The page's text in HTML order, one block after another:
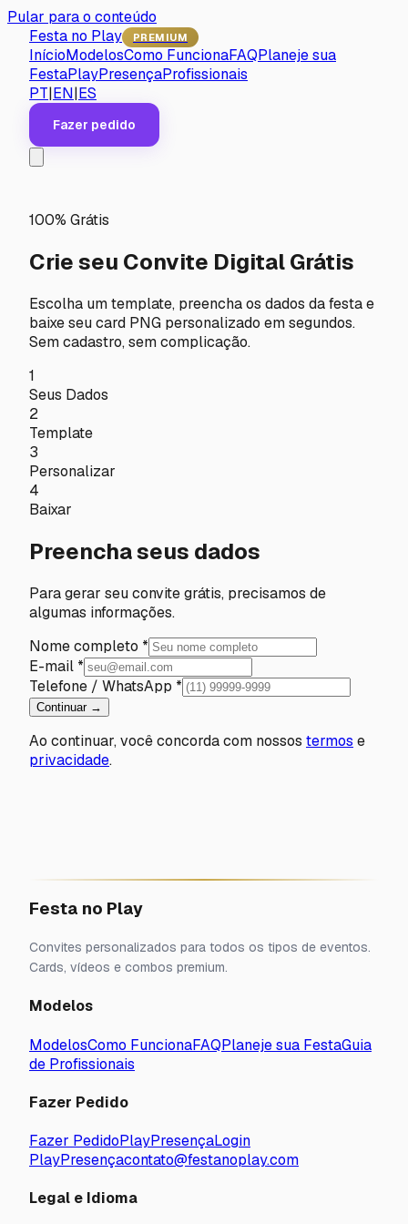
Pular para o conteúdo
Festa no Play
PREMIUM
InícioModelosComo FuncionaFAQPlaneje sua
FestaPlayPresençaProfissionais
PT|EN|ES
Fazer pedido
100% Grátis
Crie seu Convite DigitalGrátis
Escolha um template, preencha os dados da festa e
baixe seu card PNG personalizado em segundos.
Sem cadastro, sem complicação.
1
Seus Dados
2
Template
3
Personalizar
4
Baixar
Preencha seus dados
Para gerar seu convite grátis, precisamos de
algumas informações.
Nome completo *
E-mail *
Telefone / WhatsApp *
Continuar →
Ao continuar, você concorda com nossos termos e
privacidade.
Festa no Play
Convites personalizados para todos os tipos de eventos.
Cards, vídeos e combos premium.
Modelos
ModelosComo FuncionaFAQPlaneje sua FestaGuia
de Profissionais
Fazer Pedido
Fazer PedidoPlayPresençaLogin
PlayPresençacontato@festanoplay.com
Legal e Idioma